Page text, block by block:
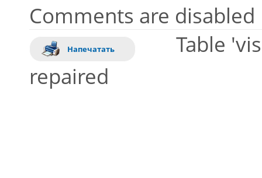
Comments are disabled
Напечатать
Table
repaired